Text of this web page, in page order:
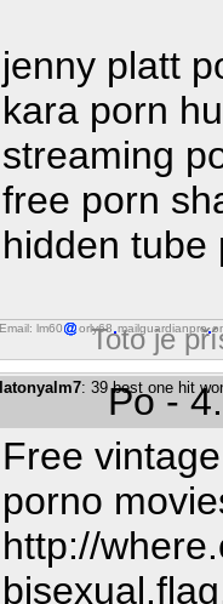
jenny platt
kara porn
streaming
free porn
hidden tube
Email: lm60 orly68 mailguardianpro
Toto je
latonyalm7: 39 best one hit
Po -
Free
porno
http://